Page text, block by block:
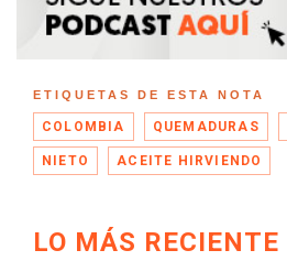
ETIQUETAS DE ESTA NOTA
COLOMBIA QUEMADURAS
NIETO ACEITE HIRVIENDO
LO MÁS RECIENTE